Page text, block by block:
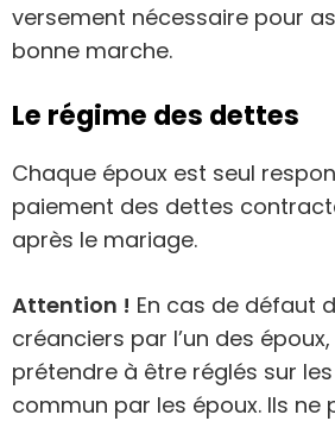
versement nécessaire pour
bonne marche.
Le régime des dettes
Chaque époux est seul
paiement des dettes
après le mariage.
Attention ! En cas de défaut
créanciers par l’un des
prétendre à être réglés sur
commun par les époux. Ils ne